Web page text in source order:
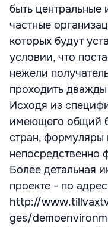
быть центральные
частные
которых будут
условии, что
нежели
проходить
Исходя из
имеющего общий
стран, формуляры
непосредственно
Более детальная
проекте - по
http://
ges/